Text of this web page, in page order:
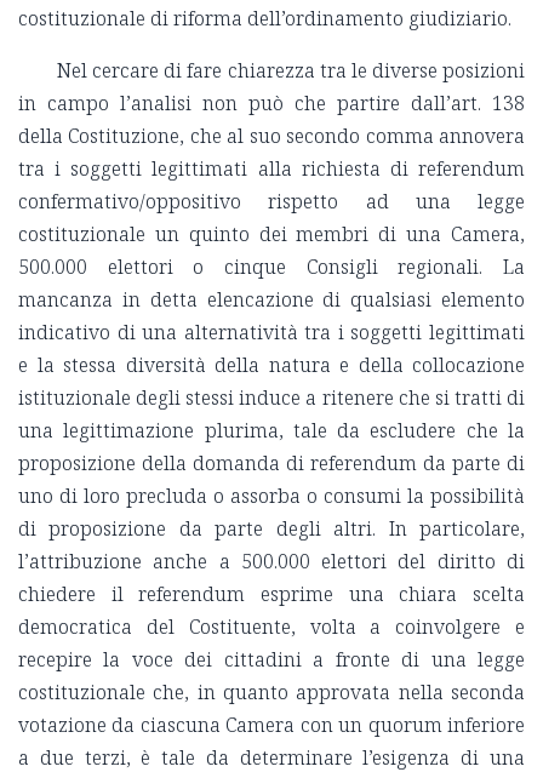
costituzionale di riforma dell’ordinamento giudiziario.
Nel cercare di fare chiarezza tra le diverse posizioni
in campo l’analisi non può che partire dall’art. 138
della Costituzione, che al suo secondo comma annovera
tra i soggetti legittimati alla richiesta di referendum
confermativo/oppositivo rispetto ad una legge
costituzionale un quinto dei membri di una Camera,
500.000 elettori o cinque Consigli regionali. La
mancanza in detta elencazione di qualsiasi elemento
indicativo di una alternatività tra i soggetti legittimati
e la stessa diversità della natura e della collocazione
istituzionale degli stessi induce a ritenere che si tratti di
una legittimazione plurima, tale da escludere che la
proposizione della domanda di referendum da parte di
uno di loro precluda o assorba o consumi la possibilità
di proposizione da parte degli altri. In particolare,
l’attribuzione anche a 500.000 elettori del diritto di
chiedere il referendum esprime una chiara scelta
democratica del Costituente, volta a coinvolgere e
recepire la voce dei cittadini a fronte di una legge
costituzionale che, in quanto approvata nella seconda
votazione da ciascuna Camera con un quorum inferiore
a due terzi, è tale da determinare l’esigenza di una